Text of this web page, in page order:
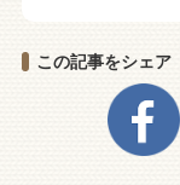
この記事をシェア